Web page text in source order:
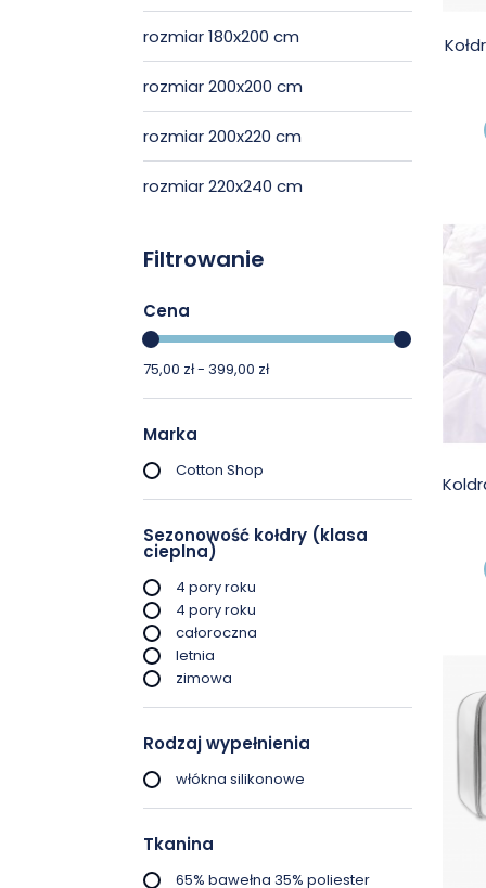
rozmiar 180x200 cm
rozmiar 200x200 cm
rozmiar 200x220 cm
rozmiar 220x240 cm
Filtrowanie
Cena
75,00 zł - 399,00 zł
Marka
Cotton Shop
Sezonowość kołdry (klasa
cieplna)
4 pory roku
4 pory roku
całoroczna
letnia
zimowa
Rodzaj wypełnienia
włókna silikonowe
Tkanina
65% bawełna 35% poliester